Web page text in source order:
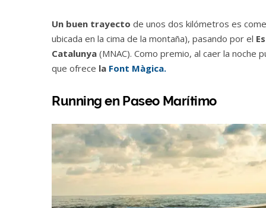
Un buen trayecto de unos dos kilómetros es
ubicada en la cima de la montaña), pasando por el
Catalunya (MNAC). Como premio, al caer la noche
que ofrece la Font Màgica.
Running en Paseo Marítimo